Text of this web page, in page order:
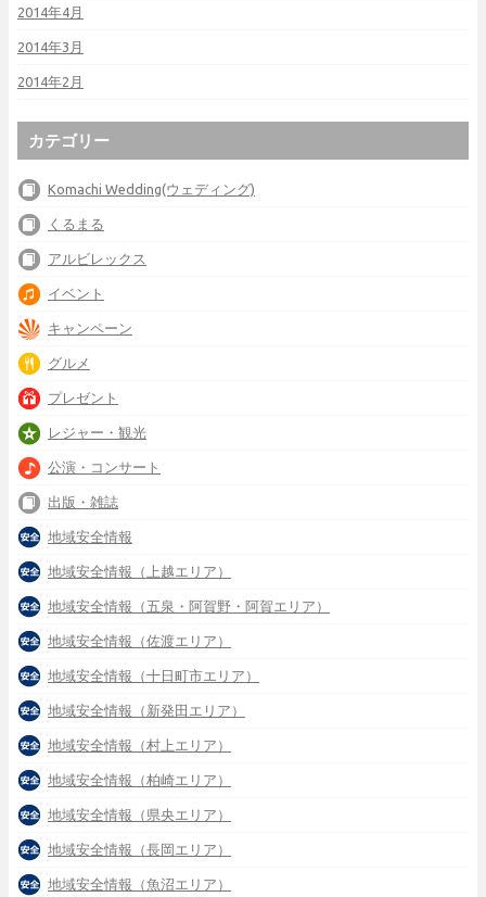
2014年4月
2014年3月
2014年2月
カテゴリー
Komachi Wedding(ウェディング)
くるまる
アルビレックス
イベント
キャンペーン
グルメ
プレゼント
レジャー・観光
公演・コンサート
出版・雑誌
地域安全情報
地域安全情報（上越エリア）
地域安全情報（五泉・阿賀野・阿賀エリア）
地域安全情報（佐渡エリア）
地域安全情報（十日町市エリア）
地域安全情報（新発田エリア）
地域安全情報（村上エリア）
地域安全情報（柏崎エリア）
地域安全情報（県央エリア）
地域安全情報（長岡エリア）
地域安全情報（魚沼エリア）